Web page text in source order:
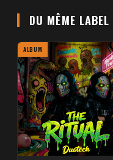
DU MÊME LABEL
ALBUM